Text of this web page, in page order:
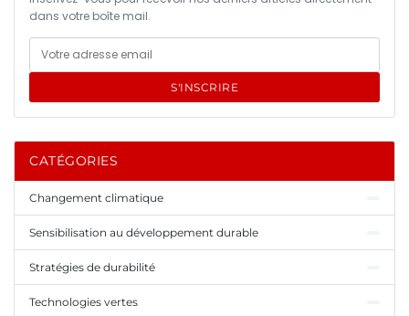
dans votre boîte mail.
S'INSCRIRE
CATÉGORIES
Changement climatique
Sensibilisation au développement durable
Stratégies de durabilité
Technologies vertes